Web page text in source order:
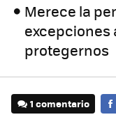
Merece la
excepciones
protegernos
1 comentario